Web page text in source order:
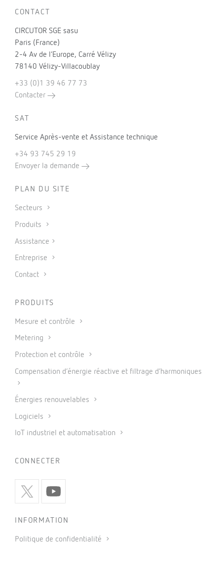
CONTACT
CIRCUTOR SGE sasu
Paris (France)
2-4 Av de l’Europe, Carré Vélizy
78140 Vélizy-Villacoublay
+33 (0)1 39 46 77 73
Contacter
SAT
Service Après-vente et Assistance technique
+34 93 745 29 19
Envoyer la demande
PLAN DU SITE
Secteurs
Produits
Assistance
Entreprise
Contact
PRODUITS
Mesure et contrôle
Metering
Protection et contrôle
Compensation d’énergie réactive et filtrage d’harmoniques
Énergies renouvelables
Logiciels
IoT industriel et automatisation
CONNECTER
INFORMATION
Politique de confidentialité